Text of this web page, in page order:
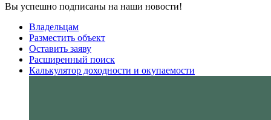
Вы успешно подписаны на наши новости!
Владельцам
Разместить объект
Оставить заяву
Расширенный поиск
Калькулятор доходности и окупаемости